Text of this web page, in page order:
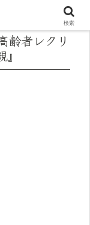
齢者レクリ
検索